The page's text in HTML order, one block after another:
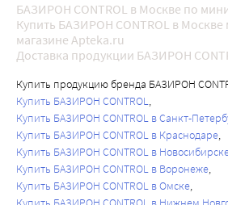
БАЗИРОН CONTROL в Москве по
Купить БАЗИРОН CONTROL в
магазине Apteka.ru
Доставка продукции БАЗИРОН
Купить продукцию бренда БАЗИРОН
Купить БАЗИРОН CONTROL
Купить БАЗИРОН CONTROL в Санкт-
Купить БАЗИРОН CONTROL в Краснодаре
Купить БАЗИРОН CONTROL в
Купить БАЗИРОН CONTROL в Воронеже
Купить БАЗИРОН CONTROL в Омске